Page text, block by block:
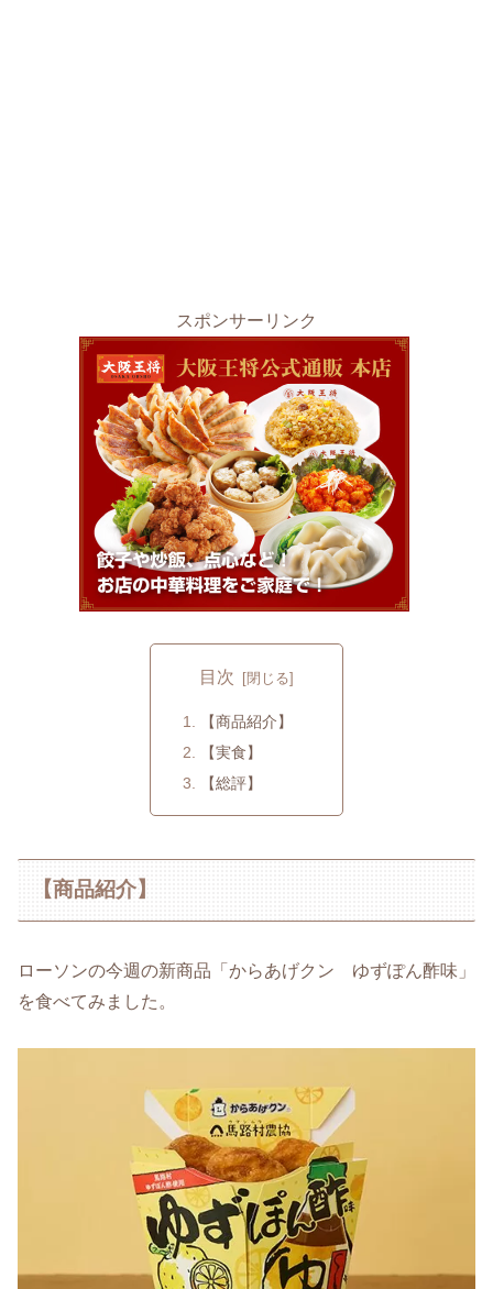
スポンサーリンク
目次
【商品紹介】
【実食】
【総評】
【商品紹介】
ローソンの今週の新商品「からあげクン ゆずぽん酢味」
を食べてみました。